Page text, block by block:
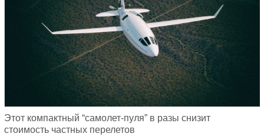
Этот компактный “самолет-пуля” в разы снизит
стоимость частных перелетов